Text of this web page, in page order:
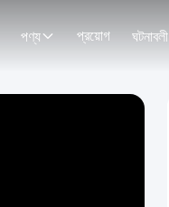
পণ্য প্রয়োগ ঘটনাবলী